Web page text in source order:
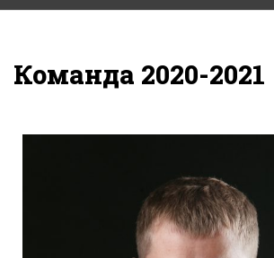
Team
Команда 2020-2021